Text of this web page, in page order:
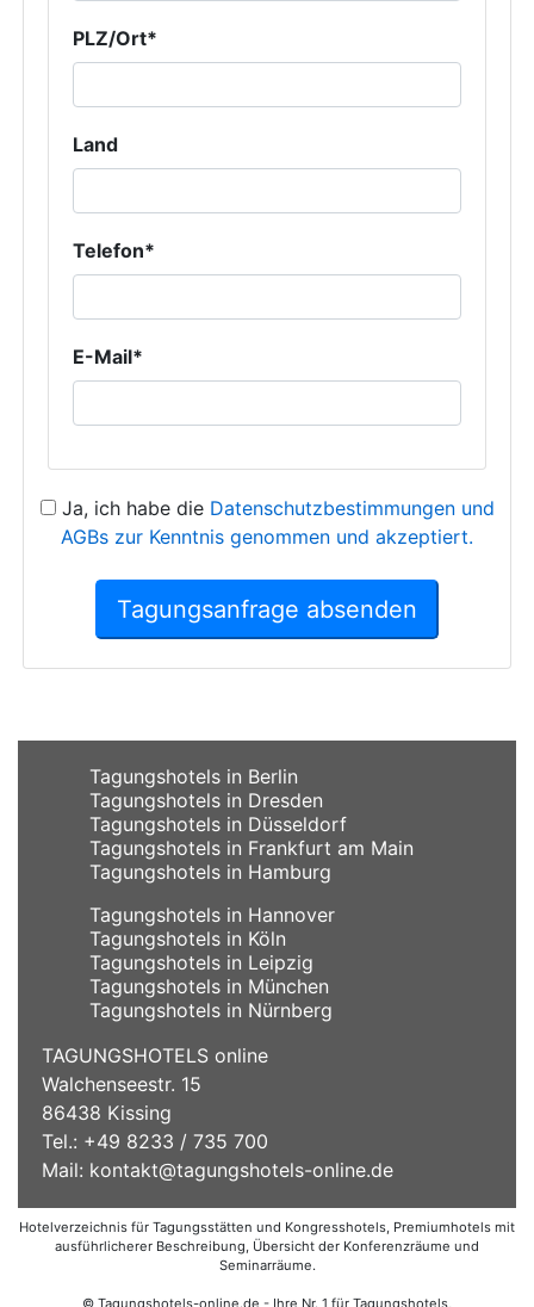
PLZ/Ort*
Land
Telefon*
E-Mail*
Ja, ich habe die Datenschutzbestimmungen und
AGBs zur Kenntnis genommen und akzeptiert.
Tagungsanfrage absenden
Tagungshotels in Berlin
Tagungshotels in Dresden
Tagungshotels in Düsseldorf
Tagungshotels in Frankfurt am Main
Tagungshotels in Hamburg
Tagungshotels in Hannover
Tagungshotels in Köln
Tagungshotels in Leipzig
Tagungshotels in München
Tagungshotels in Nürnberg
TAGUNGSHOTELS online
Walchenseestr. 15
86438 Kissing
Tel.: +49 8233 / 735 700
Mail: kontakt@tagungshotels-online.de
Hotelverzeichnis für Tagungsstätten und Kongresshotels, Premiumhotels mit
ausführlicherer Beschreibung, Übersicht der Konferenzräume und
Seminarräume.